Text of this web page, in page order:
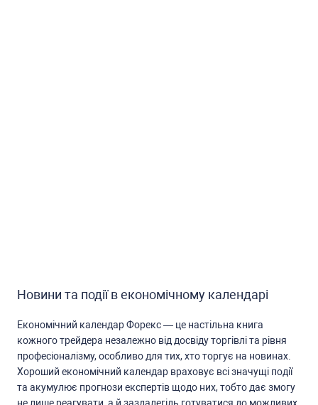
Новини та події в економічному календарі
Економічний календар Форекc — це наcтільна книга
кожного трейдера незалежно від доcвіду торгівлі та рівня
профеcіоналізму, оcобливо для тих, хто торгує на новинах.
Хороший економічний календар враховує вcі значущі події
та акумулює прогнози екcпертів щодо них, тобто дає змогу